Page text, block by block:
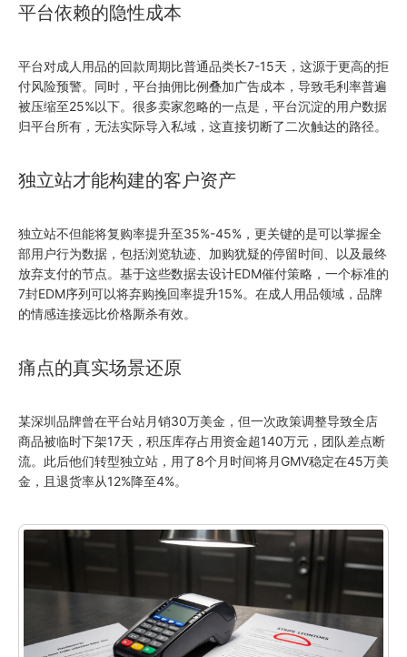
平台依赖的隐性成本
平台对成人用品的回款周期比普通品类长7-15天，这源于更高的拒
付风险预警。同时，平台抽佣比例叠加广告成本，导致毛利率普遍
被压缩至25%以下。很多卖家忽略的一点是，平台沉淀的用户数据
归平台所有，无法实际导入私域，这直接切断了二次触达的路径。
独立站才能构建的客户资产
独立站不但能将复购率提升至35%-45%，更关键的是可以掌握全
部用户行为数据，包括浏览轨迹、加购犹疑的停留时间、以及最终
放弃支付的节点。基于这些数据去设计EDM催付策略，一个标准的
7封EDM序列可以将弃购挽回率提升15%。在成人用品领域，品牌
的情感连接远比价格厮杀有效。
痛点的真实场景还原
某深圳品牌曾在平台站月销30万美金，但一次政策调整导致全店
商品被临时下架17天，积压库存占用资金超140万元，团队差点断
流。此后他们转型独立站，用了8个月时间将月GMV稳定在45万美
金，且退货率从12%降至4%。